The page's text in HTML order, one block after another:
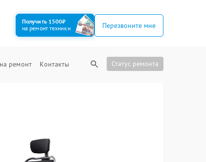
Получить 1500₽
на ремонт техники
Перезвоните мне
ремонт Контакты Статус ремонта